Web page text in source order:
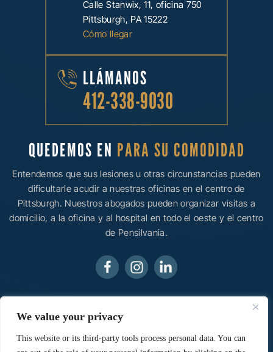
We value your privacy
This website or its third-party tools process personal data. You can
Calle Stanwix, 11, oficina 750
Pittsburgh, PA 15222
Cómo llegar
LLÁMANOS
412-338-9030
QUEDEMOS EN PARA SU COMODIDAD
Entendemos que sus lesiones u otras circunstancias pueden
dificultarle acudir a nuestras oficinas en el centro de
Pittsburgh. Nuestros abogados pueden organizar visitas a
domicilio, a la oficina y al hospital en todo el oeste y el centro
de Pensilvania.
reservados.Aviso legal
privacidad.Marketing digital por: